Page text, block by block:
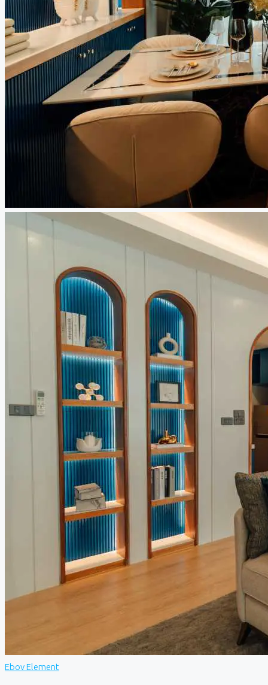
Ebov Element